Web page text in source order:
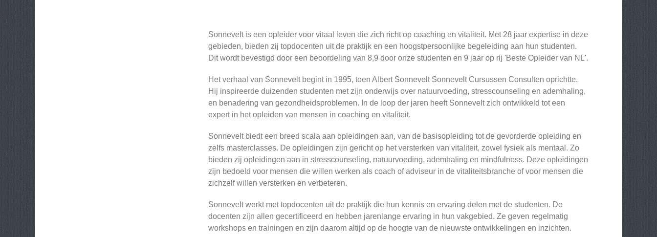
Sonnevelt is een opleider voor vitaal leven die zich richt op coaching en vitaliteit. Met 28 jaar expertise in deze
gebieden, bieden zij topdocenten uit de praktijk en een hoogstpersoonlijke begeleiding aan hun studenten.
Dit wordt bevestigd door een beoordeling van 8,9 door onze studenten en 9 jaar op rij 'Beste Opleider van NL'.
Het verhaal van Sonnevelt begint in 1995, toen Albert Sonnevelt Sonnevelt Cursussen Consulten oprichtte.
Hij inspireerde duizenden studenten met zijn onderwijs over natuurvoeding, stresscounseling en ademhaling,
en benadering van gezondheidsproblemen. In de loop der jaren heeft Sonnevelt zich ontwikkeld tot een
expert in het opleiden van mensen in coaching en vitaliteit.
Sonnevelt biedt een breed scala aan opleidingen aan, van de basisopleiding tot de gevorderde opleiding en
zelfs masterclasses. De opleidingen zijn gericht op het versterken van vitaliteit, zowel fysiek als mentaal. Zo
bieden zij opleidingen aan in stresscounseling, natuurvoeding, ademhaling en mindfulness. Deze opleidingen
zijn bedoeld voor mensen die willen werken als coach of adviseur in de vitaliteitsbranche of voor mensen die
zichzelf willen versterken en verbeteren.
Sonnevelt werkt met topdocenten uit de praktijk die hun kennis en ervaring delen met de studenten. De
docenten zijn allen gecertificeerd en hebben jarenlange ervaring in hun vakgebied. Ze geven regelmatig
workshops en trainingen en zijn daarom altijd op de hoogte van de nieuwste ontwikkelingen en inzichten.